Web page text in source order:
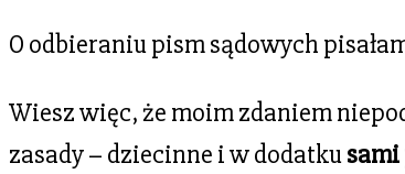
O odbieraniu pism sądowych
Wiesz więc, że moim zdaniem
zasady – dziecinne i w dodatku